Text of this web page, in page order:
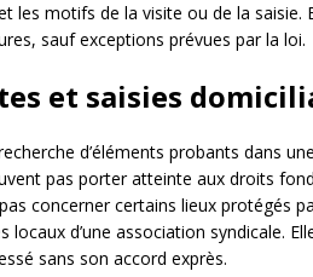
les motifs de la visite ou de la
sauf exceptions prévues par la loi.
et saisies
d’éléments probants dans
pas porter atteinte aux droits
concerner certains lieux protégés
locaux d’une association syndicale.
sans son accord exprès.